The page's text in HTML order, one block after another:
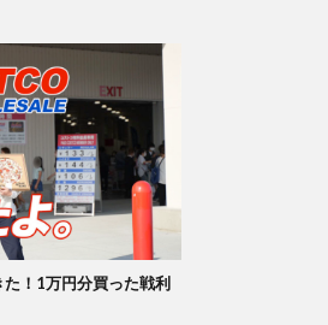
た！1万円分買った戦利